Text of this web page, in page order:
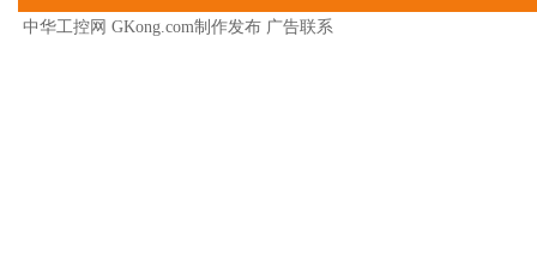
中华工控网 GKong.com制作发布 广告联系